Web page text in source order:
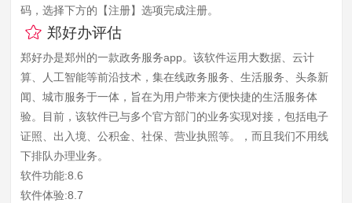
码，选择下方的【注册】选项完成注册。
郑好办评估
郑好办是郑州的一款政务服务app。该软件运用大数据、云计
算、人工智能等前沿技术，集在线政务服务、生活服务、头条新
闻、城市服务于一体，旨在为用户带来方便快捷的生活服务体
验。目前，该软件已与多个官方部门的业务实现对接，包括电子
证照、出入境、公积金、社保、营业执照等。，而且我们不用线
下排队办理业务。
软件功能:8.6
软件体验:8.7